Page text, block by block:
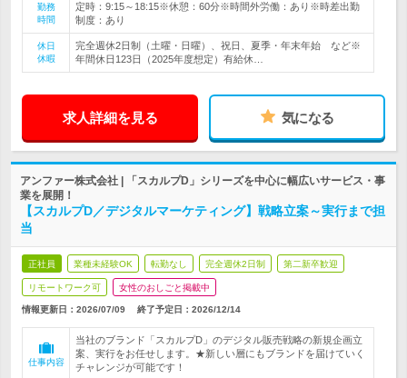
勤務
時間
定時：9:15～18:15※休憩：60分※時間外労働：あり※時差出勤
制度：あり
休日
休暇
完全週休2日制（土曜・日曜）、祝日、夏季・年末年始 など※
年間休日123日（2025年度想定）有給休…
求人詳細を見る 気になる
アンファー株式会社 | 「スカルプD」シリーズを中心に幅広いサービス・事
業を展開！
【スカルプD／デジタルマーケティング】戦略立案～実行まで担
当
正社員 業種未経験OK 転勤なし 完全週休2日制 第二新卒歓迎
リモートワーク可 女性のおしごと掲載中
情報更新日：2026/07/09 終了予定日： 2026/12/14
仕事内容
当社のブランド「スカルプD」のデジタル販売戦略の新規企画立
案、実行をお任せします。★新しい層にもブランドを届けていく
チャレンジが可能です！